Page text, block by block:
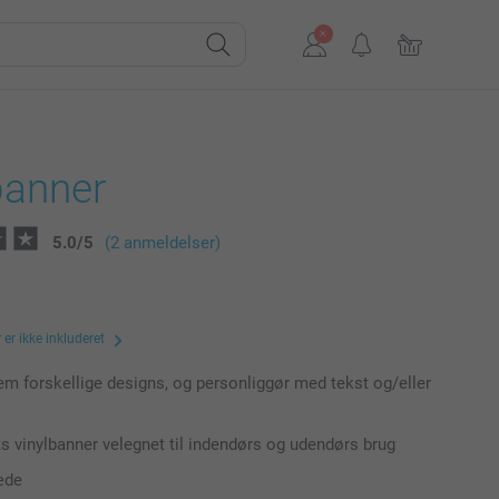
5.0/5 (2 anmeldelser)
ikke inkluderet
forskellige designs, og personliggør med tekst og/eller
vinylbanner velegnet til indendørs og udendørs brug